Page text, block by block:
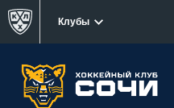
Клубы